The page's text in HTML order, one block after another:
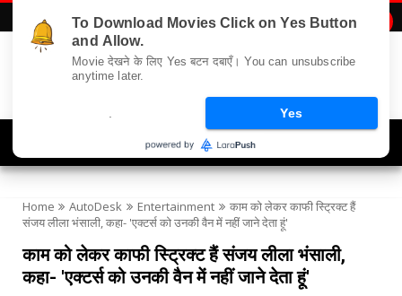
Home AutoDesk Entertainment
काम को लेकर काफी स्ट्रिक्ट हैं
संजय लीला भंसाली, कहा- 'एक्टर्स को उनकी वैन में नहीं जाने देता हूं'
काम को लेकर काफी स्ट्रिक्ट हैं संजय लीला भंसाली,
कहा- 'एक्टर्स को उनकी वैन में नहीं जाने देता हूं'
To Download Movies Click on Yes Button
and Allow.
Movie देखने के लिए Yes बटन दबाएँ। You can unsubscribe
anytime later.
Yes